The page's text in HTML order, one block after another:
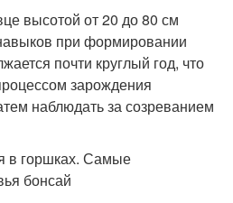
высотой от 20 до 80 см
при формировании
почти круглый год, что
зарождения
наблюдать за созреванием